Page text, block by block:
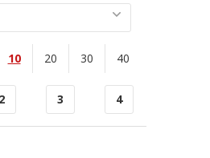
10 20 30 40
2 3 4